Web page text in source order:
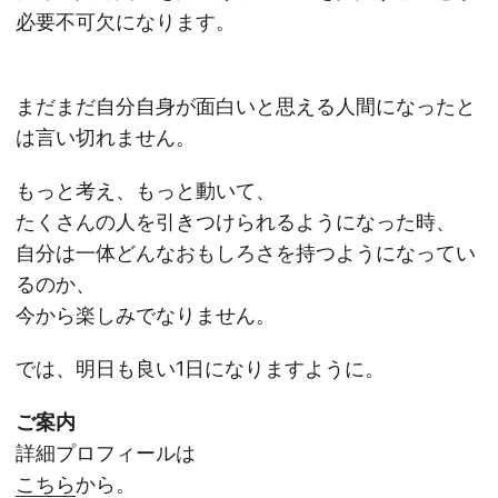
必要不可欠になります。
まだまだ自分自身が面白いと思える人間になったと
は言い切れません。
もっと考え、もっと動いて、
たくさんの人を引きつけられるようになった時、
自分は一体どんなおもしろさを持つようになってい
るのか、
今から楽しみでなりません。
では、明日も良い1日になりますように。
ご案内
詳細プロフィールは
こちらから。